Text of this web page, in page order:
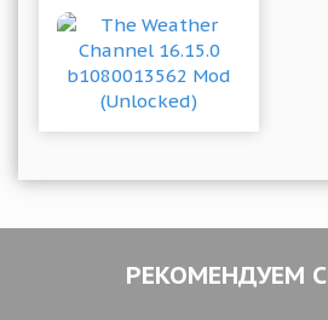
РЕКОМЕНДУЕМ